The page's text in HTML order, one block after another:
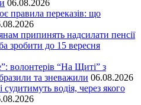
06.08.2026
правила переказів: що
припинять надсилати пенсії
зробити до 15 вересня
волонтерів “На Щиті” з
та зневажили 06.08.2026
водія, через якого